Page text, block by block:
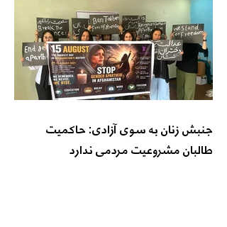
جنبش زنان به سوی آزادی: حاکمیت
طالبان مشروعیت مردمی ندارد